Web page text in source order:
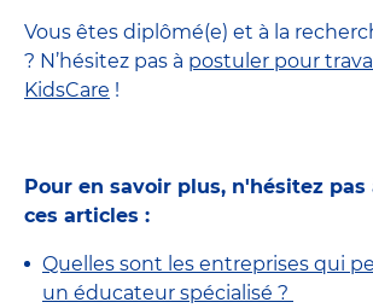
Vous êtes diplômé(e) et à la
? N’hésitez pas à postuler pour
KidsCare !
Pour en savoir plus, n'hésitez
ces articles :
Quelles sont les entreprises qui
un éducateur spécialisé ?